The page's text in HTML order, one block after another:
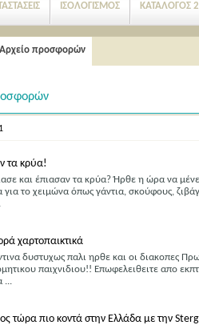
ΙΣΟΛΟΓΙΣΜΟΣ ΚΑΤΑΛΟΓΟΣ
Αρχείο προσφορών
τα κρύα!
και έπιασαν τα κρύα? Ήρθε η ώρα να
για το χειμώνα όπως γάντια, σκούφους,
χαρτοπαικτικά
δυστυχως παλι ηρθε και οι διακοπες
παιχνιδιου!! Επωφελειθειτε απο
...
τώρα πιο κοντά στην Ελλάδα με την